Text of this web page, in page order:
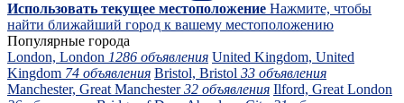
Использовать текущее местоположение Нажмите, чтобы
найти ближайший город к вашему местоположению
Популярные города
London, London 1286 объявления United Kingdom, United
Kingdom 74 объявления Bristol, Bristol 33 объявления
Manchester, Great Manchester32 объявления Ilford, Great London